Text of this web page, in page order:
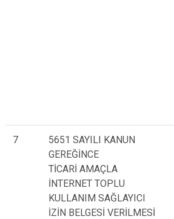
7
5651 SAYILI KANUN
GEREĞİNCE
TİCARİ AMAÇLA
İNTERNET TOPLU
KULLANIM SAĞLAYICI
İZİN BELGESİ VERİLMESİ